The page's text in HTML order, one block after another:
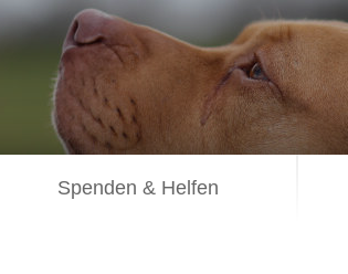
Spenden & Helfen